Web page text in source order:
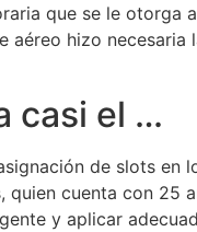
que se le otorga
hizo
casi el …
de slots en
cuenta con 25
y aplicar